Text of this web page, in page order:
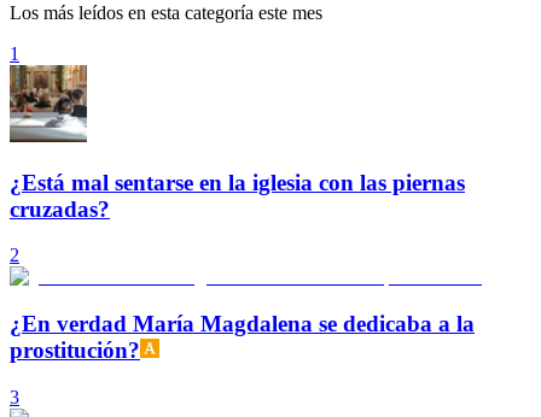
Los más leídos en esta categoría este mes
1
¿Está mal sentarse en la iglesia con las piernas
cruzadas?
2
¿En verdad María Magdalena se dedicaba a la
prostitución?
3